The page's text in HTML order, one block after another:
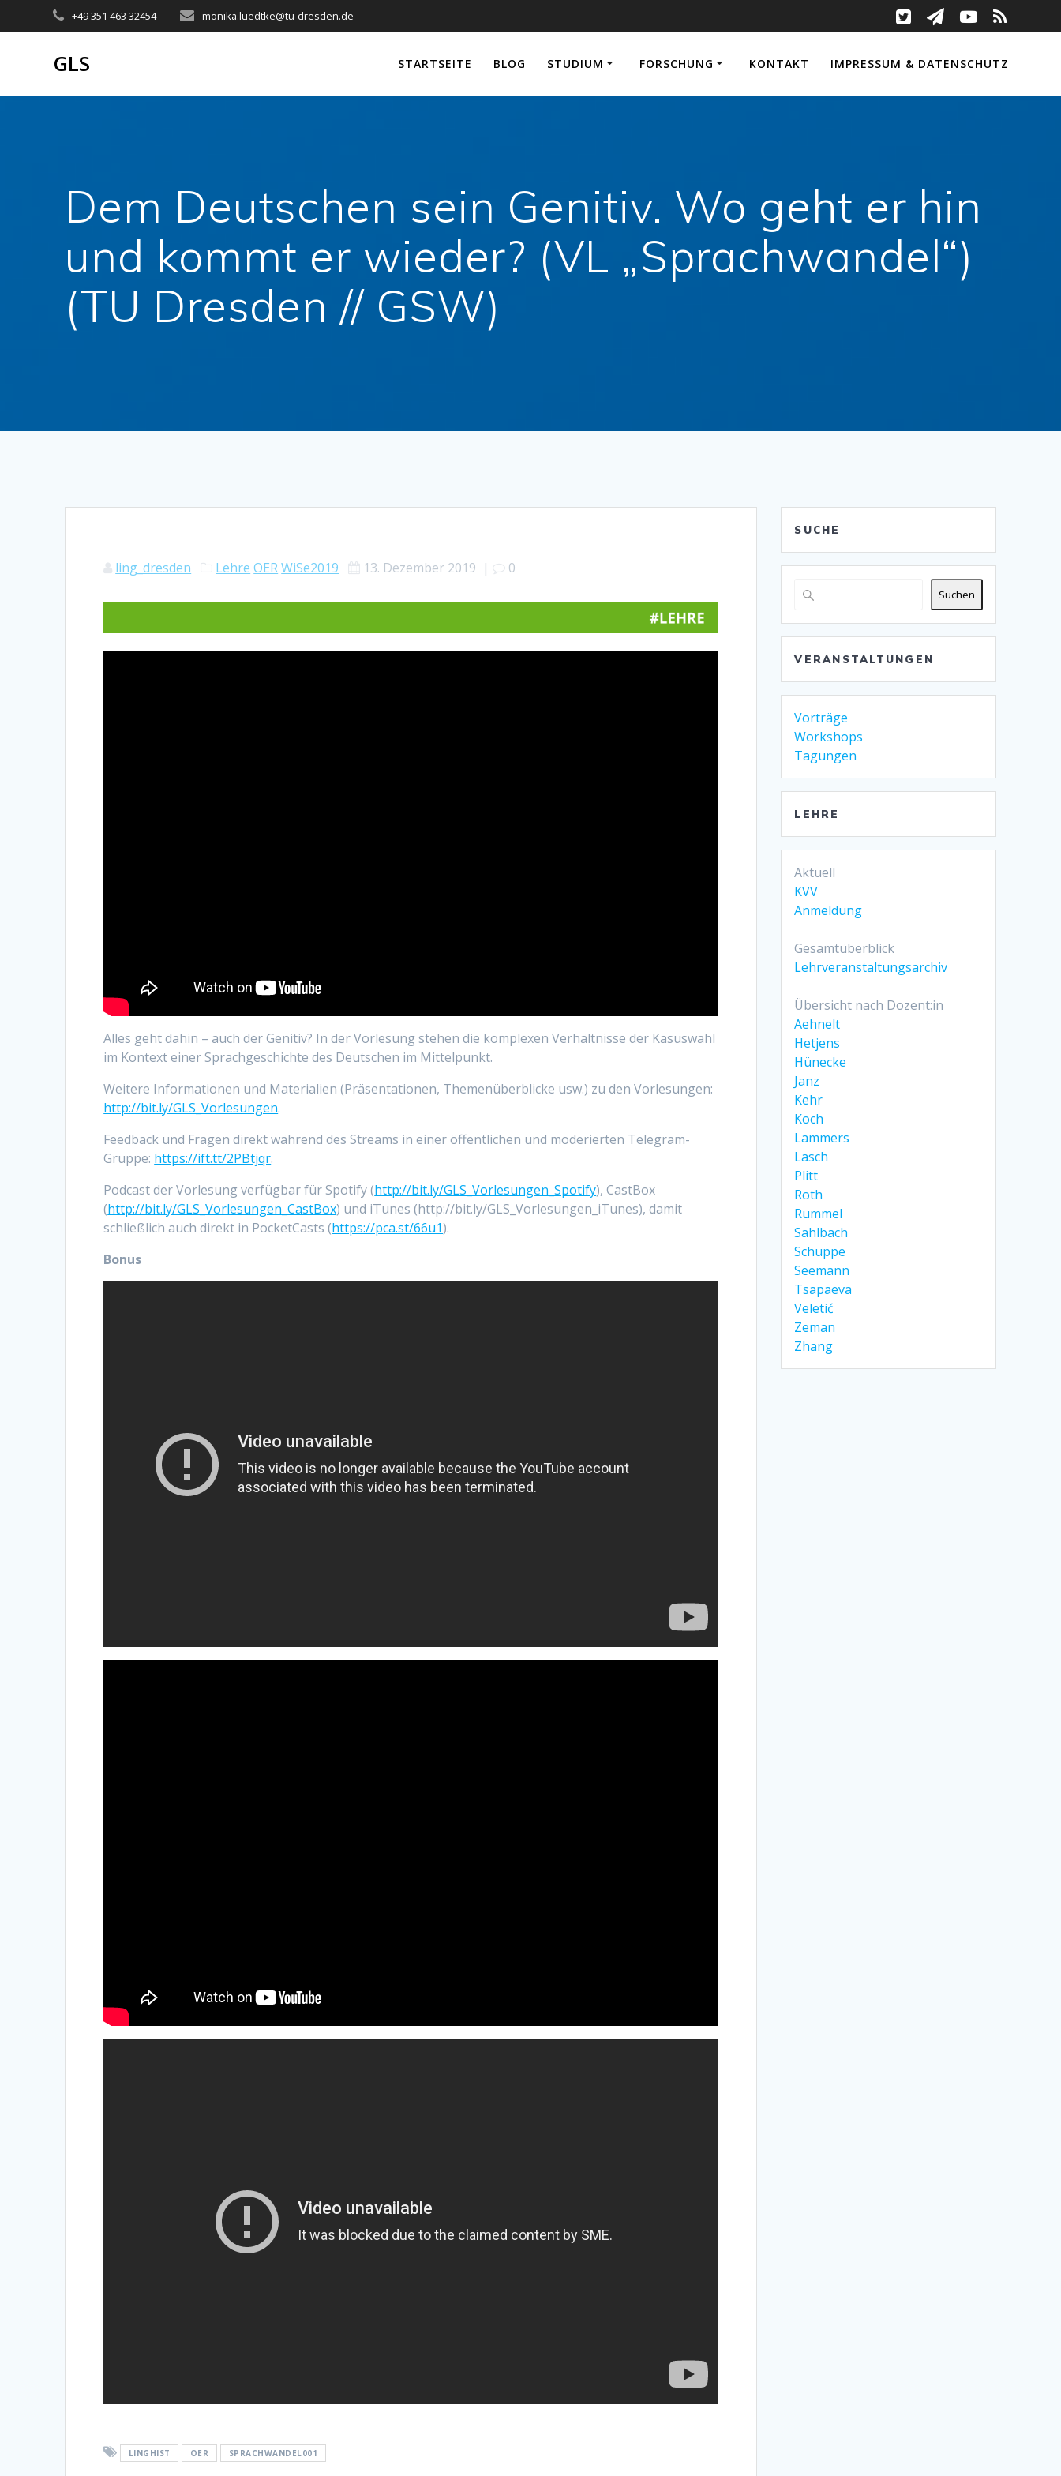
Inhalt
+49 351 463 32454 monika.luedtke@tu-dresden.de
GLS STARTSEITE BLOG STUDIUM FORSCHUNG KONTAKT IMPRESSUM & DATENSCHUTZ
Dem Deutschen sein Genitiv. Wo geht er hin
und kommt er wieder? (VL „Sprachwandel“)
(TU Dresden // GSW)
ling_dresden Lehre OERWiSe2019 13. Dezember 2019 | 0
Alles geht dahin – auch der Genitiv? In der Vorlesung stehen die komplexen Verhältnisse der Kasuswahl
im Kontext einer Sprachgeschichte des Deutschen im Mittelpunkt.
Weitere Informationen und Materialien (Präsentationen, Themenüberblicke usw.) zu den Vorlesungen:
http://bit.ly/GLS_Vorlesungen.
Feedback und Fragen direkt während des Streams in einer öffentlichen und moderierten Telegram-
Gruppe: https://ift.tt/2PBtjqr.
Podcast der Vorlesung verfügbar für Spotify (http://bit.ly/GLS_Vorlesungen_Spotify), CastBox
(http://bit.ly/GLS_Vorlesungen_CastBox) und iTunes (http://bit.ly/GLS_Vorlesungen_iTunes), damit
schließlich auch direkt in PocketCasts (https://pca.st/66u1).
Bonus
LINGHIST OER SPRACHWANDEL001
SUCHE
Suchen
VERANSTALTUNGEN
Vorträge
Workshops
Tagungen
LEHRE
Aktuell
KVV
Anmeldung
Gesamtüberblick
Lehrveranstaltungsarchiv
Übersicht nach Dozent:in
Aehnelt
Hetjens
Hünecke
Janz
Kehr
Koch
Lammers
Lasch
Plitt
Roth
Rummel
Sahlbach
Schuppe
Seemann
Tsapaeva
Veletić
Zeman
Zhang